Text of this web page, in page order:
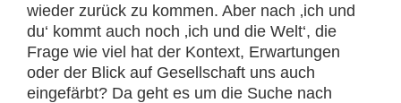
wieder zurück zu kommen. Aber nach ‚ich und
du‘ kommt auch noch ‚ich und die Welt‘, die
Frage wie viel hat der Kontext, Erwartungen
oder der Blick auf Gesellschaft uns auch
eingefärbt? Da geht es um die Suche nach